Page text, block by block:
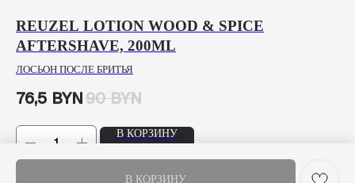
В КОРЗИНУ
REUZEL LOTION WOOD & SPICE
AFTERSHAVE, 200ML
ЛОСЬОН ПОСЛЕ БРИТЬЯ
76,5 BYN90 BYN
В КОРЗИНУ